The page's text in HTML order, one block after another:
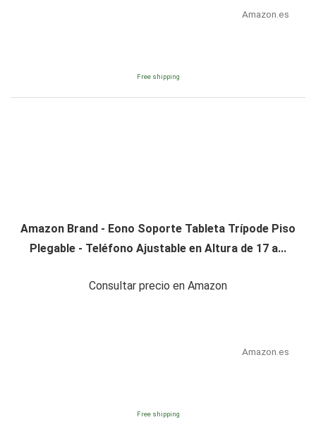
Amazon.es
Free shipping
Amazon Brand - Eono Soporte Tableta Trípode Piso
Plegable - Teléfono Ajustable en Altura de 17 a...
Consultar precio en Amazon
Amazon.es
Free shipping